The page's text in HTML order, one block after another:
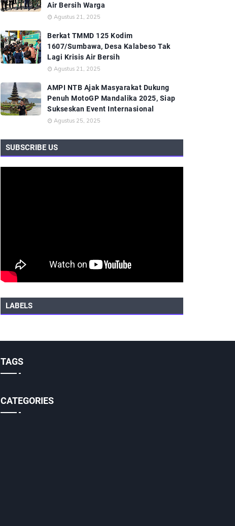
Air Bersih Warga
Agustus 21, 2025
Berkat TMMD 125 Kodim
1607/Sumbawa, Desa Kalabeso Tak
Lagi Krisis Air Bersih
Agustus 21, 2025
AMPI NTB Ajak Masyarakat Dukung
Penuh MotoGP Mandalika 2025, Siap
Sukseskan Event Internasional
Agustus 25, 2025
SUBSCRIBE US
LABELS
TAGS
CATEGORIES